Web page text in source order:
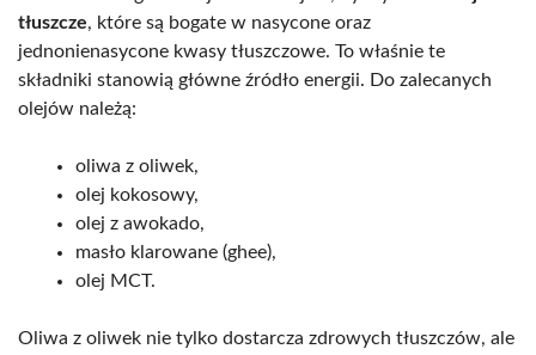
tłuszcze, które są bogate w nasycone oraz
jednonienasycone kwasy tłuszczowe. To właśnie te
składniki stanowią główne źródło energii. Do zalecanych
olejów należą:
oliwa z oliwek,
olej kokosowy,
olej z awokado,
masło klarowane (ghee),
olej MCT.
Oliwa z oliwek nie tylko dostarcza zdrowych tłuszczów, ale